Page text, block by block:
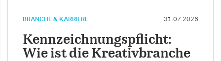
BRANCHE & KARRIERE 31.07.2026
Kennzeichnungspflicht:
Wie ist die Kreativbranche